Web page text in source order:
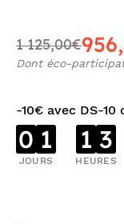
1 125,00€
Dont éco-
-10€ avec DS-
0 1
JOURS
1 3
HEURES